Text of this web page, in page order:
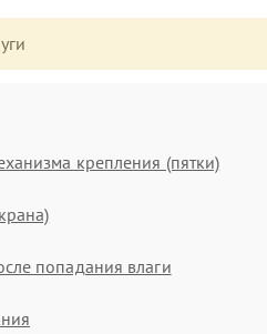
крепления (пятки)
попадания влаги